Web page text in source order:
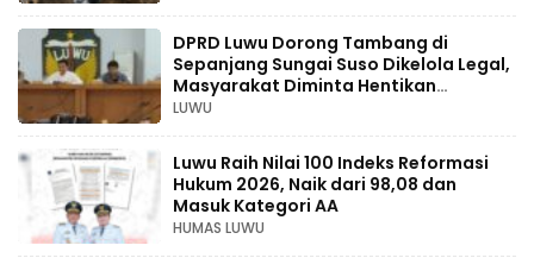
DPRD Luwu Dorong Tambang di
Sepanjang Sungai Suso Dikelola Legal,
Masyarakat Diminta Hentikan
Aktivitas Ilegal
LUWU
Luwu Raih Nilai 100 Indeks Reformasi
Hukum 2026, Naik dari 98,08 dan
Masuk Kategori AA
HUMAS LUWU